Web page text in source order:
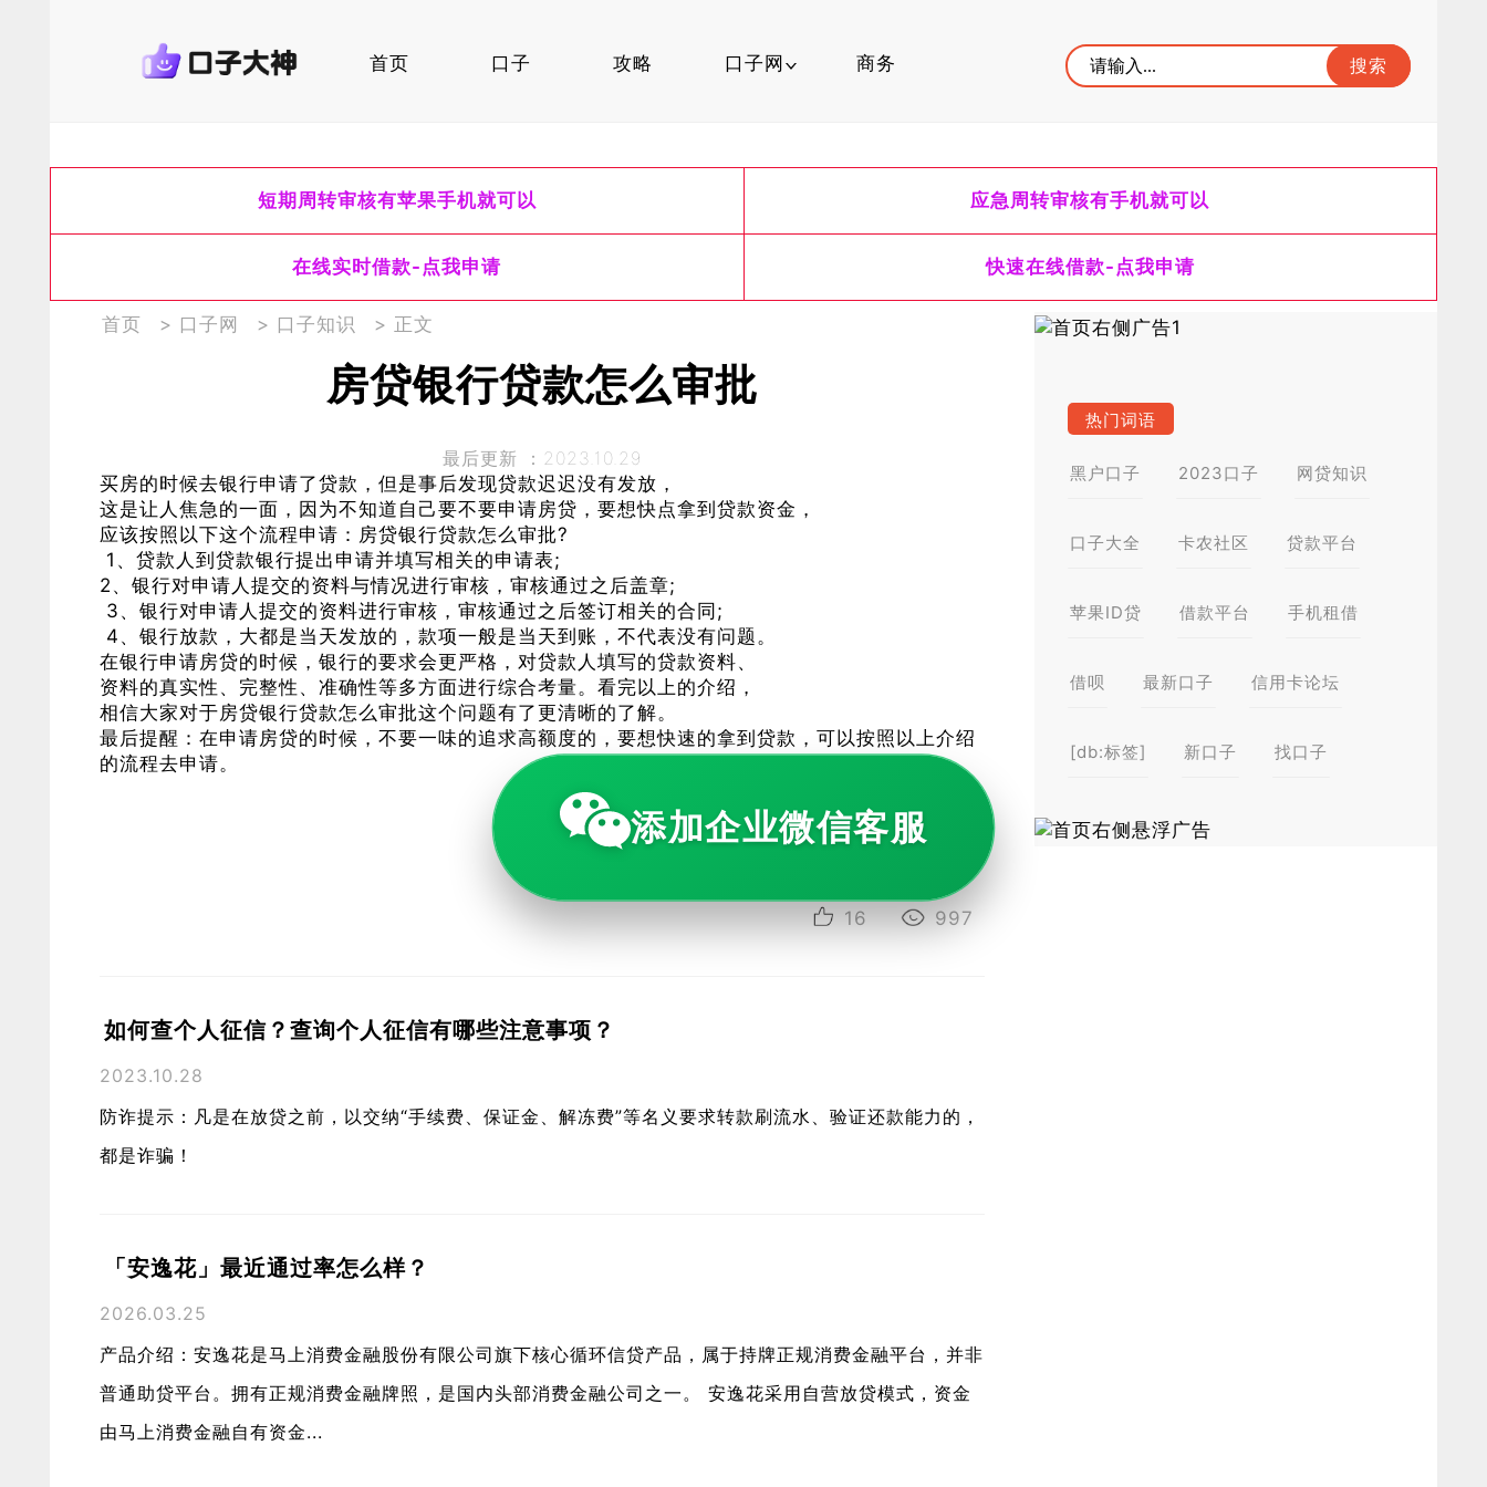
首页 口子 攻略 口子网 商务
短期周转审核有苹果手机就可以 应急周转审核有手机就可以
在线实时借款-点我申请 快速在线借款-点我申请
首页 > 口子网 > 口子知识 > 正文
房贷银行贷款怎么审批
最后更新 ：2023.10.29
买房的时候去银行申请了贷款，但是事后发现贷款迟迟没有发放，
这是让人焦急的一面，因为不知道自己要不要申请房贷，要想快点拿到贷款资金，
应该按照以下这个流程申请：房贷银行贷款怎么审批?
1、贷款人到贷款银行提出申请并填写相关的申请表;
2、银行对申请人提交的资料与情况进行审核，审核通过之后盖章;
3、银行对申请人提交的资料进行审核，审核通过之后签订相关的合同;
4、银行放款，大都是当天发放的，款项一般是当天到账，不代表没有问题。
在银行申请房贷的时候，银行的要求会更严格，对贷款人填写的贷款资料、
资料的真实性、完整性、准确性等多方面进行综合考量。看完以上的介绍，
相信大家对于房贷银行贷款怎么审批这个问题有了更清晰的了解。
最后提醒：在申请房贷的时候，不要一味的追求高额度的，要想快速的拿到贷款，可以按照以上介绍
的流程去申请。
997
16
如何查个人征信？查询个人征信有哪些注意事项？
2023.10.28
防诈提示：凡是在放贷之前，以交纳“手续费、保证金、解冻费”等名义要求转款刷流水、验证还款能力的，
都是诈骗！
「安逸花」最近通过率怎么样？
2026.03.25
产品介绍：安逸花是马上消费金融股份有限公司旗下核心循环信贷产品，属于持牌正规消费金融平台，并非
普通助贷平台。拥有正规消费金融牌照，是国内头部消费金融公司之一。 安逸花采用自营放贷模式，资金
由马上消费金融自有资金...
热门词语
黑户口子 2023口子 网贷知识
口子大全 卡农社区 贷款平台
苹果ID贷 借款平台 手机租借
借呗 最新口子 信用卡论坛
[db:标签] 新口子 找口子
添加企业微信客服